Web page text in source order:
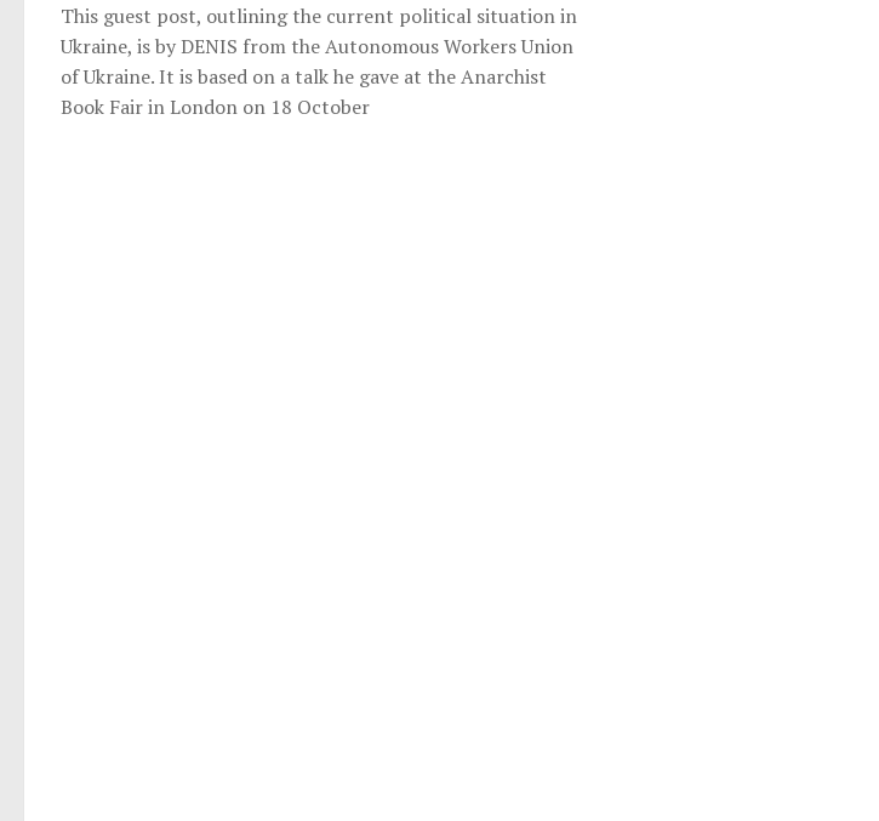
This guest post, outlining the current political situation in
Ukraine, is by DENIS from the Autonomous Workers Union
of Ukraine. It is based on a talk he gave at the Anarchist
Book Fair in London on 18 October